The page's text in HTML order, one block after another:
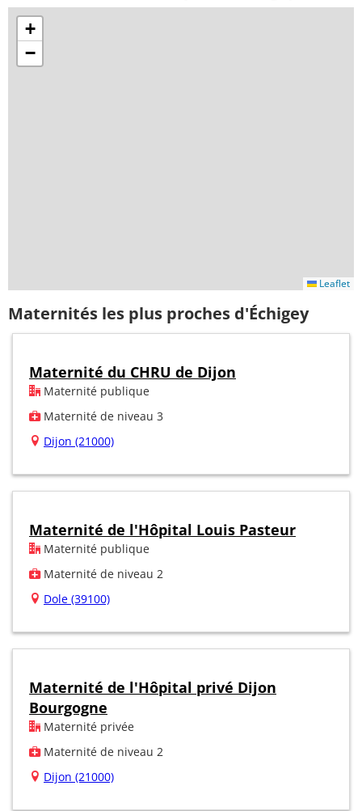
+
−
Leaflet
Maternités les plus proches d'Échigey
Maternité du CHRU de Dijon
Maternité publique
Maternité de niveau 3
Dijon (21000)
Maternité de l'Hôpital Louis Pasteur
Maternité publique
Maternité de niveau 2
Dole (39100)
Maternité de l'Hôpital privé Dijon
Bourgogne
Maternité privée
Maternité de niveau 2
Dijon (21000)